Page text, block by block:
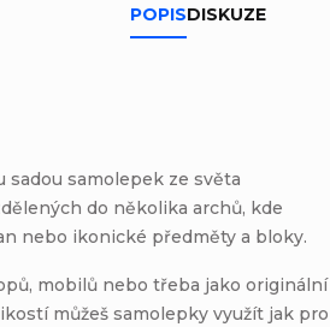
POPISDISKUZE
samolepek ze světa
do několika archů, kde
nebo ikonické předměty a bloky.
mobilů nebo třeba jako originální
můžeš samolepky využít jak pro